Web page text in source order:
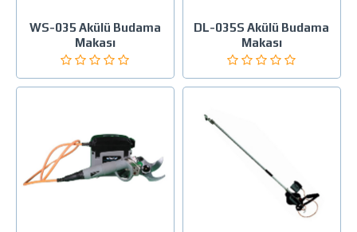
WS-035 Akülü Budama
Makası
DL-035S Akülü Budama
Makası